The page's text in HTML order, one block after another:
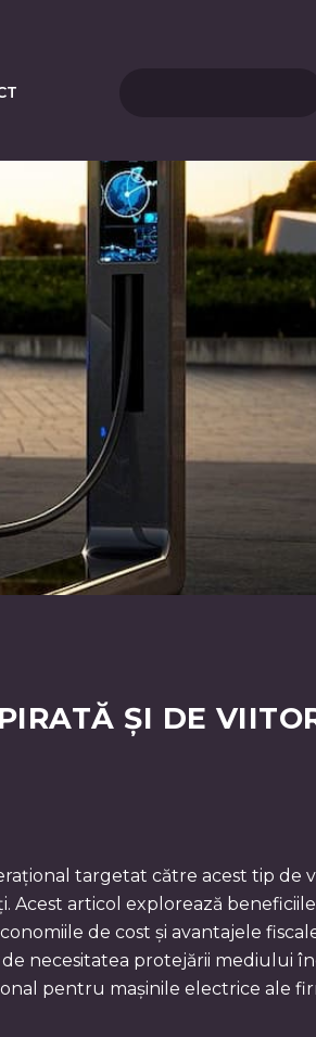
ȘI DE
targetat către acest tip de
Acest articol explorează beneficiile
de cost și avantajele
necesitatea protejării mediului
pentru mașinile electrice ale